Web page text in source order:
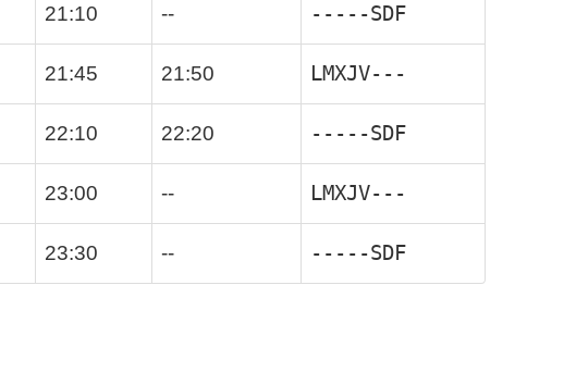
21:10 -- -----SDF
21:45 21:50 LMXJV---
22:10 22:20 -----SDF
23:00 -- LMXJV---
23:30 -- -----SDF